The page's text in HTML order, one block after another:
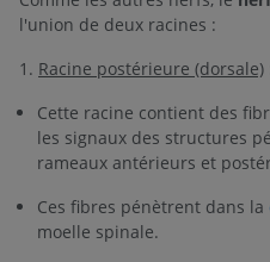
l'union de deux racines :
1. Racine postérieure (dorsale)
Cette racine contient des
les signaux des structures
rameaux antérieurs et
Ces fibres pénètrent dans la
moelle spinale.